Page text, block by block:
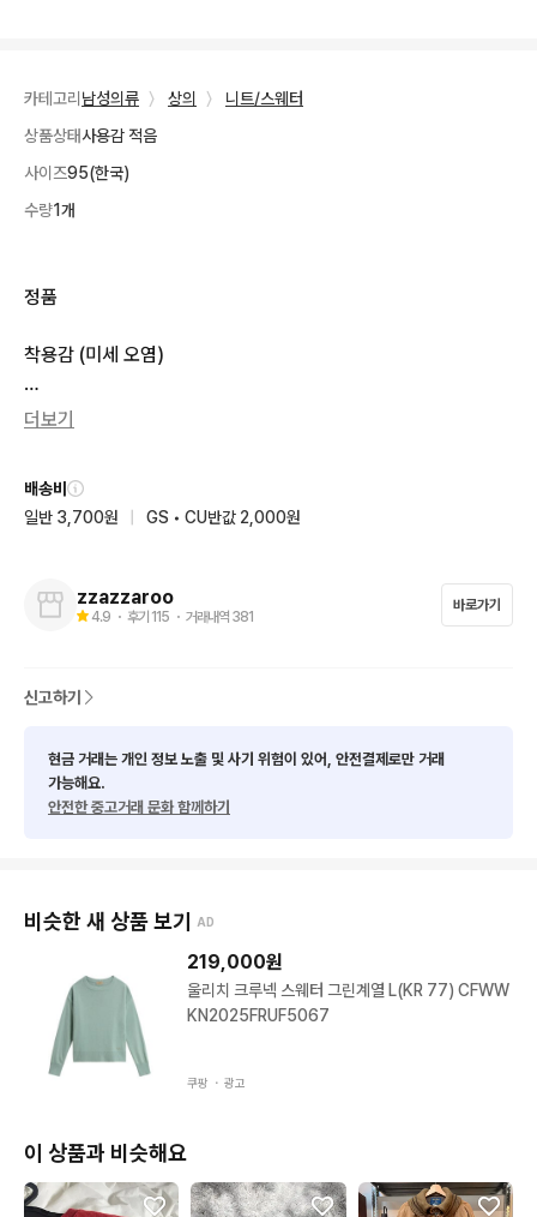
카테고리 남성의류 〉 상의 〉
니트/스웨터
상품상태사용감 적음
사이즈95(한국)
수량1개
정품
착용감 (미세 오염)
95
어깨 41
가슴 49
더보기
배송비
일반 3,700원
GS • CU반값 2,000원
zzazzaroo
4.9 ・ 후기 115 ・ 거래내역 381
바로가기
신고하기
현금 거래는 개인 정보 노출 및 사기 위험이 있어, 안전결제로만 거래
가능해요.
안전한 중고거래 문화 함께하기
비슷한 새 상품 보기 AD
219,000원
울리치 크루넥 스웨터 그린계열 L(KR 77) CFWW
KN2025FRUF5067
쿠팡 ・ 광고
이 상품과 비슷해요